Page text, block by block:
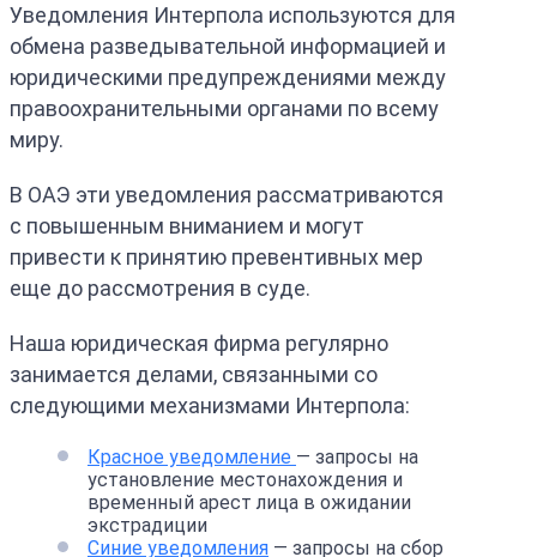
Уведомления Интерпола используются для
обмена разведывательной информацией и
юридическими предупреждениями между
правоохранительными органами по всему
миру.
В ОАЭ эти уведомления рассматриваются
с повышенным вниманием и могут
привести к принятию превентивных мер
еще до рассмотрения в суде.
Наша юридическая фирма регулярно
занимается делами, связанными со
следующими механизмами Интерпола:
Красное уведомление — запросы на
установление местонахождения и
временный арест лица в ожидании
экстрадиции
Синие уведомления — запросы на сбор